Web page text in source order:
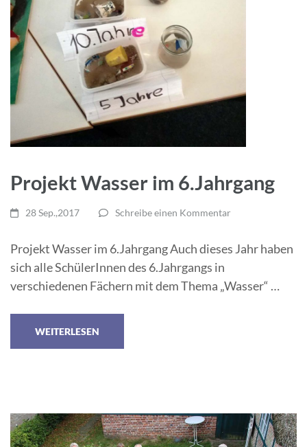
Projekt Wasser im 6.Jahrgang
28 Sep.,2017 Schreibe einen Kommentar
Projekt Wasser im 6.Jahrgang Auch dieses Jahr haben
sich alle SchülerInnen des 6.Jahrgangs in
verschiedenen Fächern mit dem Thema „Wasser“ …
WEITERLESEN